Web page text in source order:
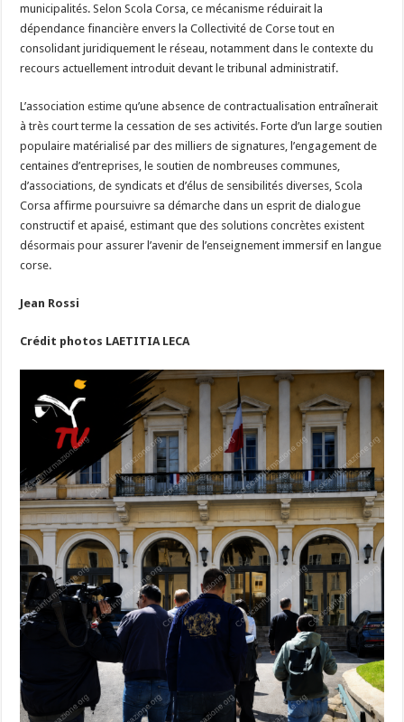
municipalités. Selon Scola Corsa, ce mécanisme réduirait la
dépendance financière envers la Collectivité de Corse tout en
consolidant juridiquement le réseau, notamment dans le contexte du
recours actuellement introduit devant le tribunal administratif.
L’association estime qu’une absence de contractualisation entraînerait
à très court terme la cessation de ses activités. Forte d’un large soutien
populaire matérialisé par des milliers de signatures, l’engagement de
centaines d’entreprises, le soutien de nombreuses communes,
d’associations, de syndicats et d’élus de sensibilités diverses, Scola
Corsa affirme poursuivre sa démarche dans un esprit de dialogue
constructif et apaisé, estimant que des solutions concrètes existent
désormais pour assurer l’avenir de l’enseignement immersif en langue
corse.
Jean Rossi
Crédit photos LAETITIA LECA